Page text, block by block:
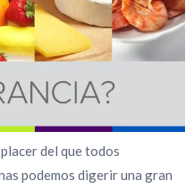
del que todos
podemos digerir una gran